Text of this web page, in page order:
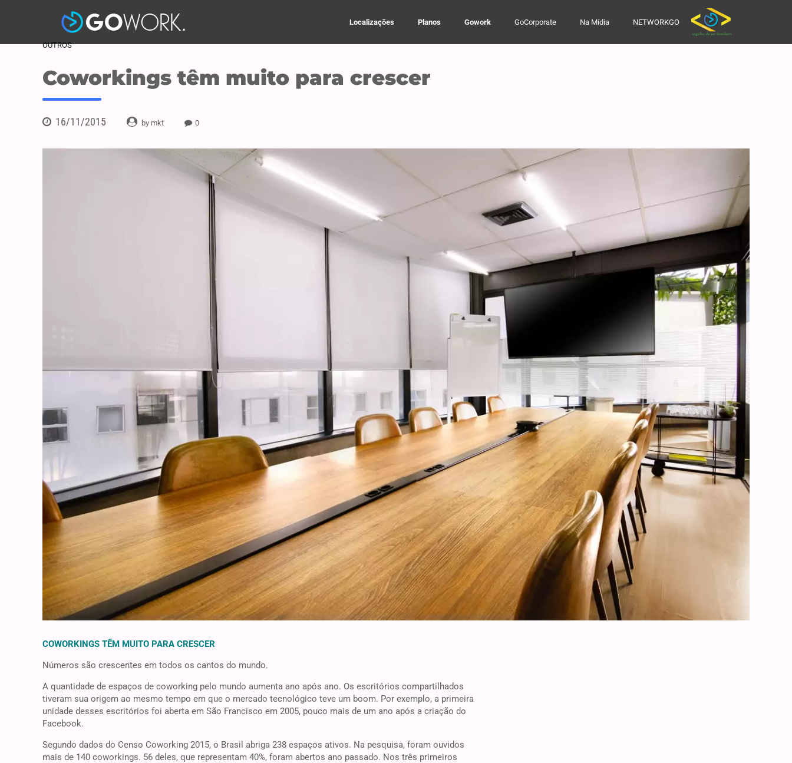
Localizações Planos Gowork GoCorporate Na Mídia NETWORKGO
OUTROS
Coworkings têm muito para crescer
16/11/2015 by mkt 0
COWORKINGS TÊM MUITO PARA CRESCER
Números são crescentes em todos os cantos do mundo.
A quantidade de espaços de coworking pelo mundo aumenta ano após ano. Os escritórios compartilhados
tiveram sua origem ao mesmo tempo em que o mercado tecnológico teve um boom. Por exemplo, a primeira
unidade desses escritórios foi aberta em São Francisco em 2005, pouco mais de um ano após a criação do
Facebook.
Segundo dados do Censo Coworking 2015, o Brasil abriga 238 espaços ativos. Na pesquisa, foram ouvidos
mais de 140 coworkings. 56 deles, que representam 40%, foram abertos ano passado. Nos três primeiros